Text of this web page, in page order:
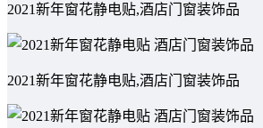
2021新年窗花静电贴,酒店门窗装饰品
2021新年窗花静电贴,酒店门窗装饰品